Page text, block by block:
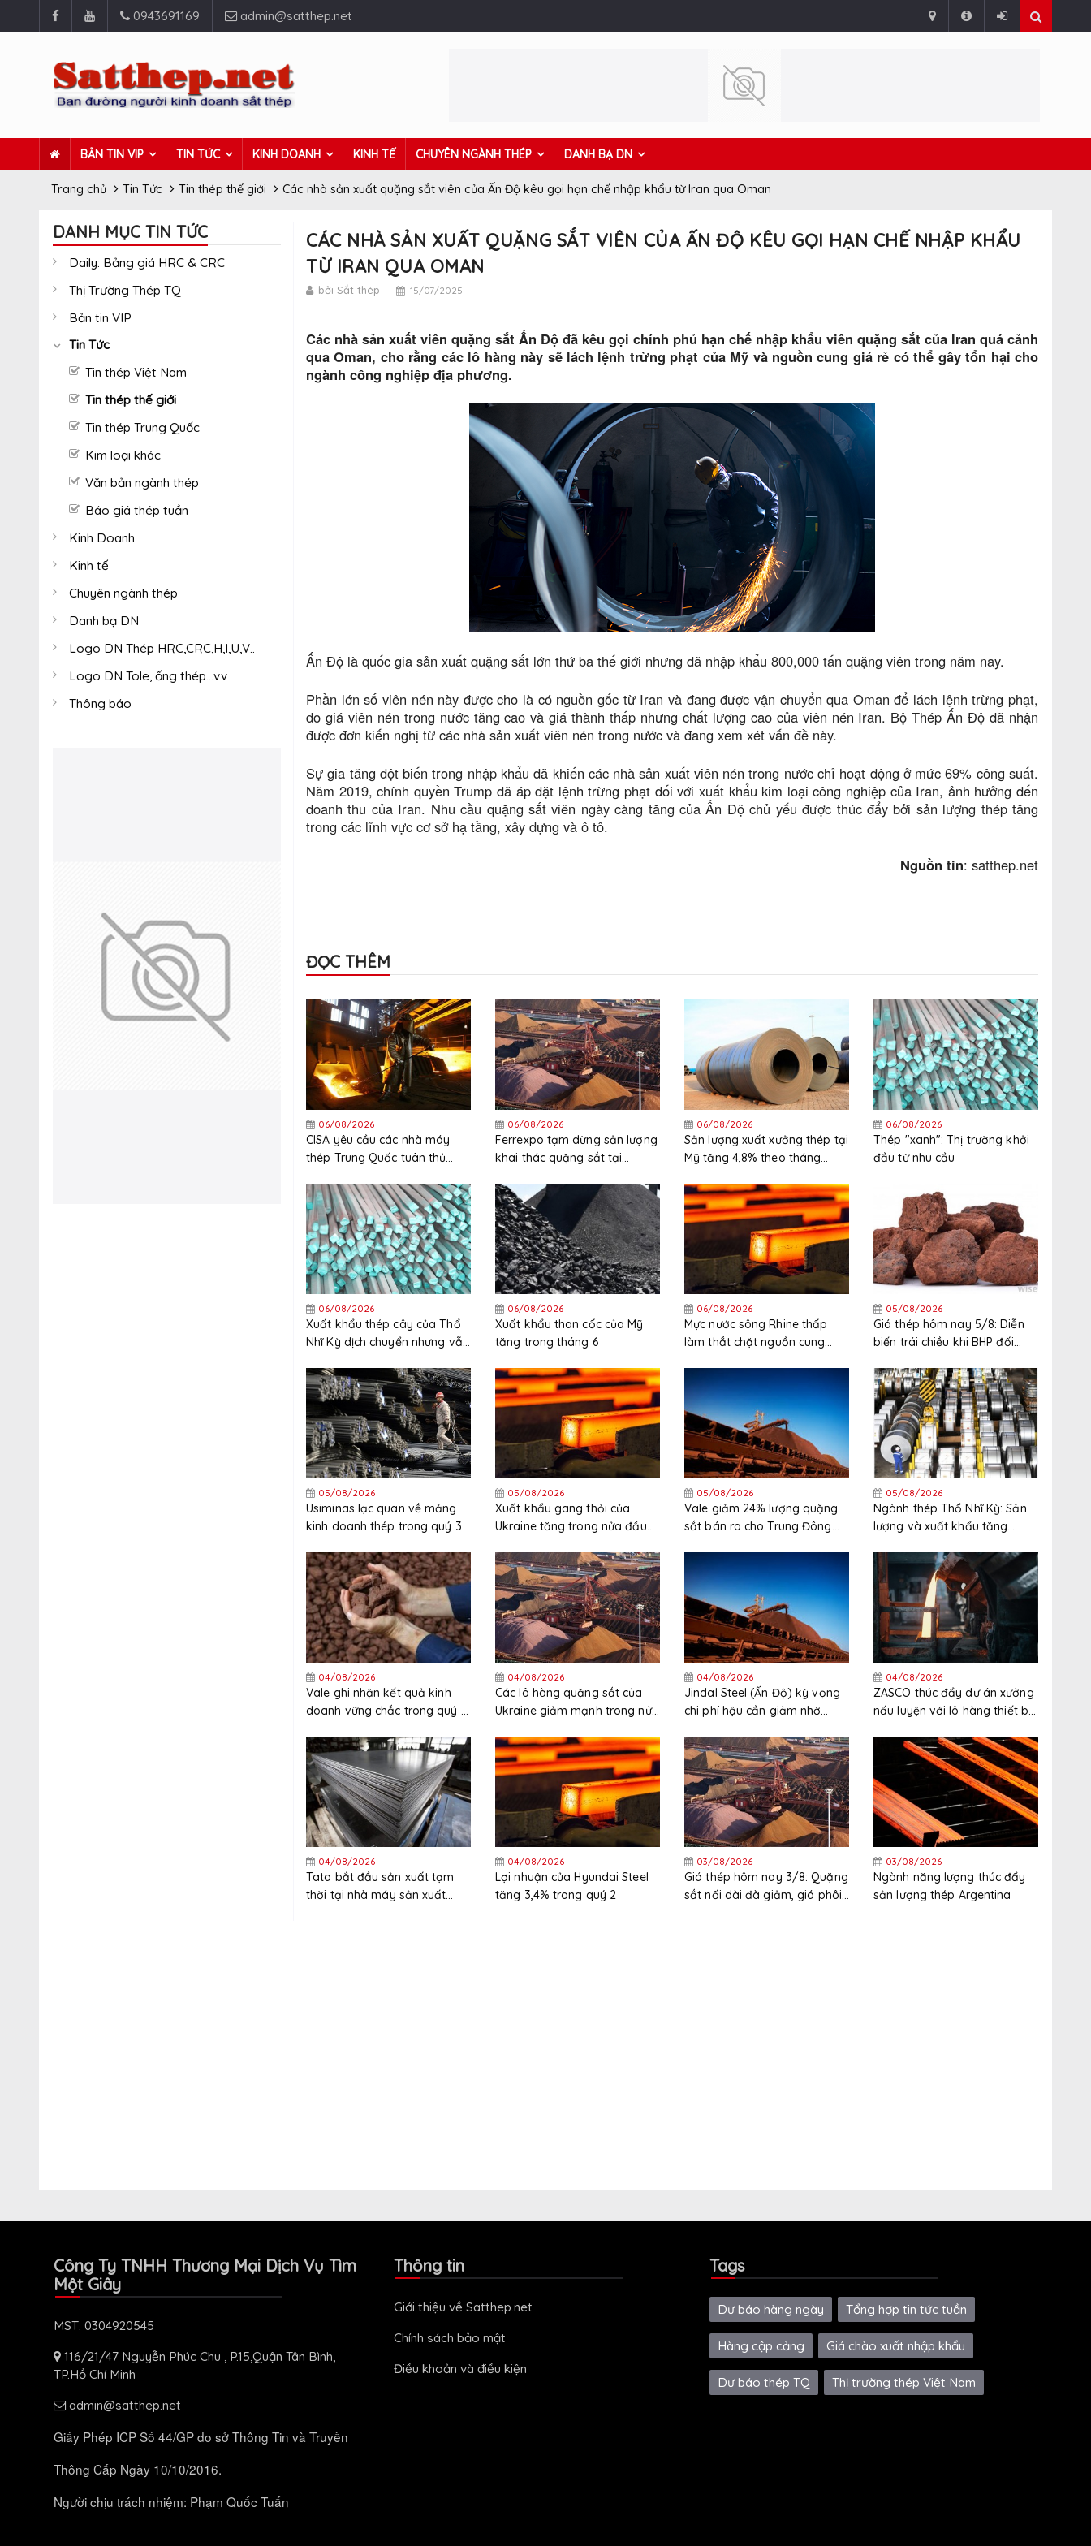
0943691169 admin@satthep.net
BẢN TIN VIP TIN TỨC KINH DOANH KINH TẾ CHUYÊN NGÀNH THÉP DANH BẠ DN
Trang chủ Tin Tức Tin thép thế giới Các nhà sản xuất quặng sắt viên của Ấn Độ kêu gọi hạn chế nhập khẩu từ Iran qua Oman
DANH MỤC TIN TỨC
Daily: Bảng giá HRC & CRC
Thị Trường Thép TQ
Bản tin VIP
Tin Tức
Tin thép Việt Nam
Tin thép thế giới
Tin thép Trung Quốc
Kim loại khác
Văn bản ngành thép
Báo giá thép tuần
Kinh Doanh
Kinh tế
Chuyên ngành thép
Danh bạ DN
Logo DN Thép HRC,CRC,H,I,U,V..
Logo DN Tole, ống thép...vv
Thông báo
CÁC NHÀ SẢN XUẤT QUẶNG SẮT VIÊN CỦA ẤN ĐỘ KÊU GỌI HẠN CHẾ NHẬP KHẨU
TỪ IRAN QUA OMAN
bởi Sắt thép 15/07/2025
Các nhà sản xuất viên quặng sắt Ấn Độ đã kêu gọi chính phủ hạn chế nhập khẩu viên quặng sắt của Iran quá cảnh
qua Oman, cho rằng các lô hàng này sẽ lách lệnh trừng phạt của Mỹ và nguồn cung giá rẻ có thể gây tổn hại cho
ngành công nghiệp địa phương.
Ấn Độ là quốc gia sản xuất quặng sắt lớn thứ ba thế giới nhưng đã nhập khẩu 800,000 tấn quặng viên trong năm nay.
Phần lớn số viên nén này được cho là có nguồn gốc từ Iran và đang được vận chuyển qua Oman để lách lệnh trừng phạt,
do giá viên nén trong nước tăng cao và giá thành thấp nhưng chất lượng cao của viên nén Iran. Bộ Thép Ấn Độ đã nhận
được đơn kiến nghị từ các nhà sản xuất viên nén trong nước và đang xem xét vấn đề này.
Sự gia tăng đột biến trong nhập khẩu đã khiến các nhà sản xuất viên nén trong nước chỉ hoạt động ở mức 69% công suất.
Năm 2019, chính quyền Trump đã áp đặt lệnh trừng phạt đối với xuất khẩu kim loại công nghiệp của Iran, ảnh hưởng đến
doanh thu của Iran. Nhu cầu quặng sắt viên ngày càng tăng của Ấn Độ chủ yếu được thúc đẩy bởi sản lượng thép tăng
trong các lĩnh vực cơ sở hạ tầng, xây dựng và ô tô.
Nguồn tin: satthep.net
ĐỌC THÊM
06/08/2026
CISA yêu cầu các nhà máy
thép Trung Quốc tuân thủ
xuất khẩu
06/08/2026
Ferrexpo tạm dừng sản lượng
khai thác quặng sắt tại
06/08/2026
Sản lượng xuất xưởng thép tại
Mỹ tăng 4,8% theo tháng
06/08/2026
Thép "xanh": Thị trường khởi
đầu từ nhu cầu
06/08/2026
Xuất khẩu thép cây của Thổ
Nhĩ Kỳ dịch chuyển nhưng vẫn
năm
06/08/2026
Xuất khẩu than cốc của Mỹ
tăng trong tháng 6
06/08/2026
Mực nước sông Rhine thấp
làm thắt chặt nguồn cung
05/08/2026
Giá thép hôm nay 5/8: Diễn
biến trái chiều khi BHP đối
khẩu quặng sắt lớn nhất thế
giới
05/08/2026
Usiminas lạc quan về mảng
kinh doanh thép trong quý 3
05/08/2026
Xuất khẩu gang thỏi của
Ukraine tăng trong nửa đầu
05/08/2026
Vale giảm 24% lượng quặng
sắt bán ra cho Trung Đông
05/08/2026
Ngành thép Thổ Nhĩ Kỳ: Sản
lượng và xuất khẩu tăng
xuất khẩu phân hóa gia tăng
04/08/2026
Vale ghi nhận kết quả kinh
doanh vững chắc trong quý 2
cao hơn
04/08/2026
Các lô hàng quặng sắt của
Ukraine giảm mạnh trong nửa
04/08/2026
Jindal Steel (Ấn Độ) kỳ vọng
chi phí hậu cần giảm nhờ
sắp đi vào hoạt động
04/08/2026
ZASCO thúc đẩy dự án xưởng
nấu luyện với lô hàng thiết bị
04/08/2026
Tata bắt đầu sản xuất tạm
thời tại nhà máy sản xuất
04/08/2026
Lợi nhuận của Hyundai Steel
tăng 3,4% trong quý 2
03/08/2026
Giá thép hôm nay 3/8: Quặng
sắt nối dài đà giảm, giá phôi
03/08/2026
Ngành năng lượng thúc đẩy
sản lượng thép Argentina
Công Ty TNHH Thương Mại Dịch Vụ Tìm
Một Giây
MST: 0304920545
116/21/47 Nguyễn Phúc Chu , P.15,Quận Tân Bình,
TP.Hồ Chí Minh
admin@satthep.net
Giấy Phép ICP Số 44/GP do sở Thông Tin và Truyền
Thông Cấp Ngày 10/10/2016.
Người chịu trách nhiệm: Phạm Quốc Tuấn
Thông tin
Giới thiệu về Satthep.net
Chính sách bảo mật
Điều khoản và điều kiện
Tags
Dự báo hàng ngày Tổng hợp tin tức tuần
Hàng cập cảng Giá chào xuất nhập khẩu
Dự báo thép TQ Thị trường thép Việt Nam